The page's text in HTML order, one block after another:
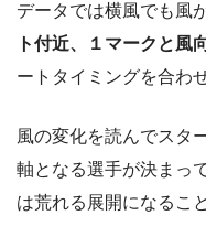
データでは横風でも風
ト付近、１マークと風
ートタイミングを合わ
風の変化を読んでスタ
軸となる選手が決まっ
は荒れる展開になるこ